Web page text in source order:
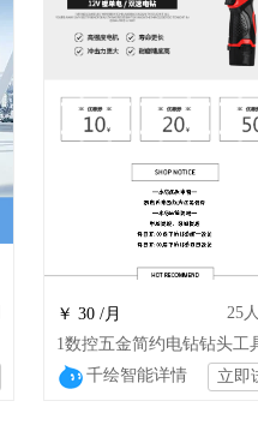
￥ 30 /月 25
千绘智能详情 立即